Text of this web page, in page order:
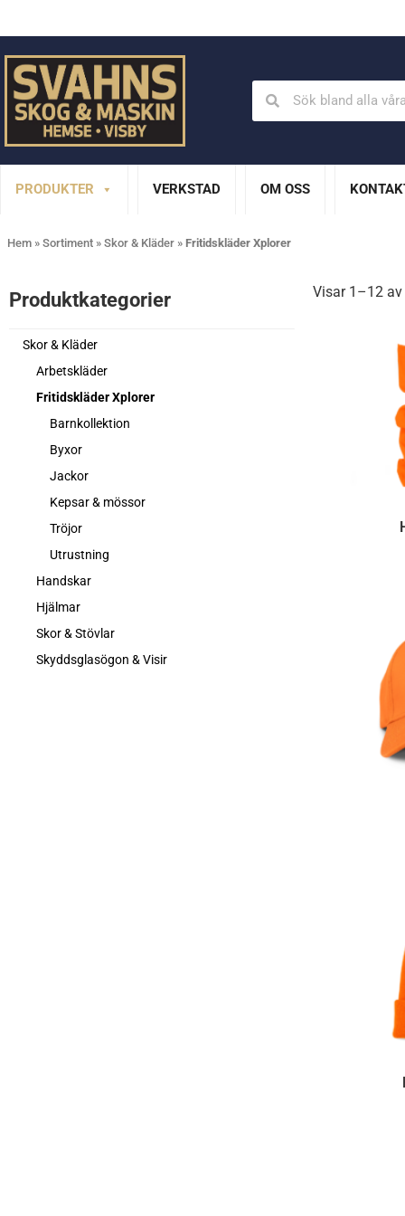
PRODUKTER VERKSTAD OM OSS
Hem » Sortiment » Skor & Kläder » Fritidskläder Xplorer
Produktkategorier​
Skor & Kläder
Arbetskläder
Fritidskläder Xplorer
Barnkollektion
Byxor
Jackor
Kepsar & mössor
Tröjor
Utrustning
Handskar
Hjälmar
Skor & Stövlar
Skyddsglasögon & Visir
Visar 1–12